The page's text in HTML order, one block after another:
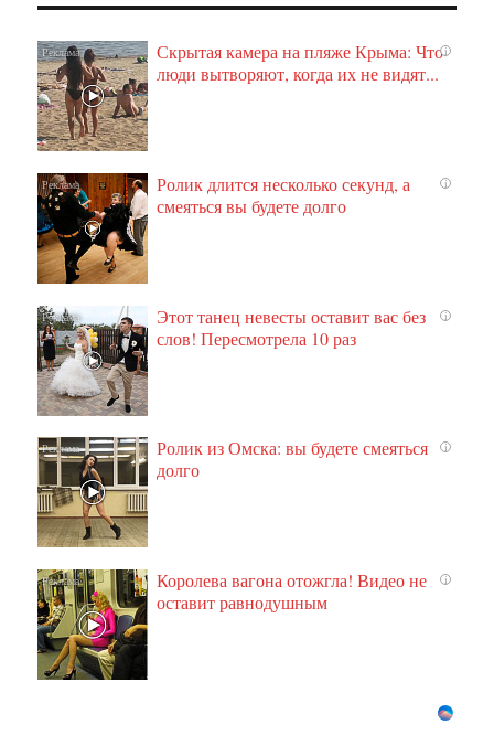
i
Скрытая камера на пляже Крыма: Что
люди вытворяют, когда их не видят...
i
Ролик длится несколько секунд, а
смеяться вы будете долго
i
Этот танец невесты оставит вас без
слов! Пересмотрела 10 раз
i
Ролик из Омска: вы будете смеяться
долго
i
Королева вагона отожгла! Видео не
оставит равнодушным